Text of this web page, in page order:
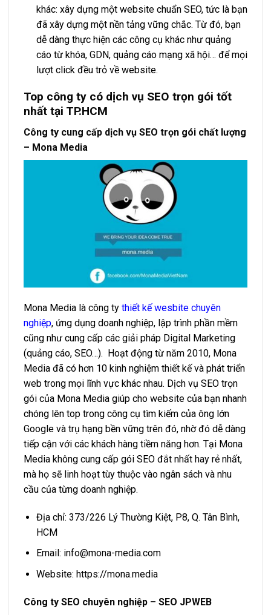
khác: xây dựng một website chuẩn SEO, tức là bạn
đã xây dựng một nền tảng vững chắc. Từ đó, bạn
dễ dàng thực hiện các công cụ khác như quảng
cáo từ khóa, GDN, quảng cáo mạng xã hội… để mọi
lượt click đều trỏ về website.
Top công ty có dịch vụ SEO trọn gói tốt
nhất tại TP.HCM
Công ty cung cấp dịch vụ SEO trọn gói chất lượng
– Mona Media
Mona Media là công ty thiết kế wesbite chuyên
nghiệp, ứng dụng doanh nghiệp, lập trình phần mềm
cũng như cung cấp các giải pháp Digital Marketing
(quảng cáo, SEO…). Hoạt động từ năm 2010, Mona
Media đã có hơn 10 kinh nghiệm thiết kế và phát triển
web trong mọi lĩnh vực khác nhau. Dịch vụ SEO trọn
gói của Mona Media giúp cho website của bạn nhanh
chóng lên top trong công cụ tìm kiếm của ông lớn
Google và trụ hạng bền vững trên đó, nhờ đó dễ dàng
tiếp cận với các khách hàng tiềm năng hơn. Tại Mona
Media không cung cấp gói SEO đắt nhất hay rẻ nhất,
mà họ sẽ linh hoạt tùy thuộc vào ngân sách và nhu
cầu của từng doanh nghiệp.
Địa chỉ: 373/226 Lý Thường Kiệt, P8, Q. Tân Bình,
HCM
Email: info@mona-media.com
Website: https://mona.media
Công ty SEO chuyên nghiệp – SEO JPWEB